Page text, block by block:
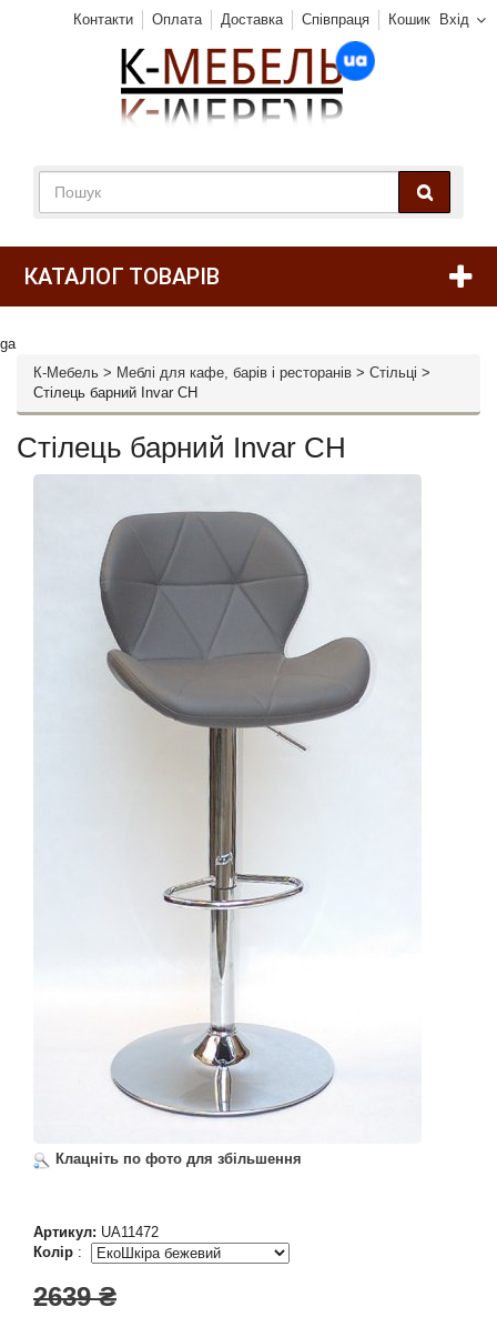
Вхід
Контакти Оплата Доставка Співпраця Кошик
КАТАЛОГ ТОВАРІВ
ga
К-Мебель > Меблі для кафе, барів і ресторанів > Стільці >
Стілець барний Invar CH
Стілець барний Invar CH
Клацніть по фото для збільшення
Артикул: UA11472
Колір :
2639 ₴